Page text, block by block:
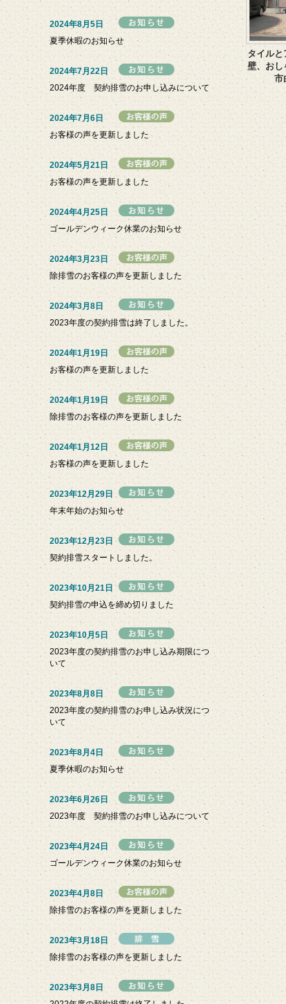
タイルと
壁、お
市
2024年8月5日
夏季休暇のお知らせ
2024年7月22日
2024年度 契約排雪のお申し込みについて
2024年7月6日
お客様の声を更新しました
2024年5月21日
お客様の声を更新しました
2024年4月25日
ゴールデンウィーク休業のお知らせ
2024年3月23日
除排雪のお客様の声を更新しました
2024年3月8日
2023年度の契約排雪は終了しました。
2024年1月19日
お客様の声を更新しました
2024年1月19日
除排雪のお客様の声を更新しました
2024年1月12日
お客様の声を更新しました
2023年12月29日
年末年始のお知らせ
2023年12月23日
契約排雪スタートしました。
2023年10月21日
契約排雪の申込を締め切りました
2023年10月5日
2023年度の契約排雪のお申し込み期限につ
いて
2023年8月8日
2023年度の契約排雪のお申し込み状況につ
いて
2023年8月4日
夏季休暇のお知らせ
2023年6月26日
2023年度 契約排雪のお申し込みについて
2023年4月24日
ゴールデンウィーク休業のお知らせ
2023年4月8日
除排雪のお客様の声を更新しました
2023年3月18日
除排雪のお客様の声を更新しました
2023年3月8日